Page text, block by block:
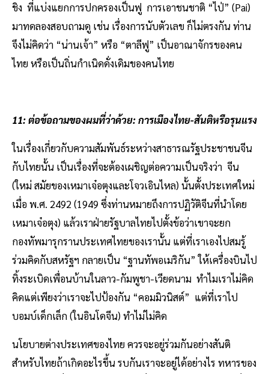
ชิง ที่แบ่งแยกการปกครองเป็นฟู การเอาชนชาติ “ไป่” (Pai)
มาทดลองสอบถามดู เช่น เรื่องการนับตัวเลข ก็ไม่ตรงกัน ท่าน
จึงไม่คิดว่า “น่านเจ้า” หรือ “ตาลีฟู” เป็นอาณาจักรของคน
ไทย หรือเป็นถิ่นกำเนิดดั่งเดิมของคนไทย
11: ต่อข้อถามของผมที่ว่าด้วย: การเมืองไทย-สันติหรือรุนแรง
ในเรื่องเกี่ยวกับความสัมพันธ์ระหว่างสาธารณรัฐประชาชนจีน
กับไทยนั้น เป็นเรื่องที่จะต้องเผชิญต่อความเป็นจริงว่า จีน
(ใหม่ สมัยของเหมาเจ๋อตุงและโจวเอินไหล) นั้นตั้งประเทศใหม่
เมื่อ พ.ศ. 2492 (1949 ซึ่งท่านหมายถึงการปฏิวัติจีนที่นำโดย
เหมาเจ๋อตุง) แล้วเราฝ่ายรัฐบาลไทยไปตั้งข้อว่าเขาจะยก
กองทัพมารุกรานประเทศไทยของเรานั้น แต่ที่เราเองไปสมรู้
ร่วมคิดกับสหรัฐฯ กลายเป็น “ฐานทัพอเมริกัน” ให้เครื่องบินไป
ทิ้งระเบิดเพื่อนบ้านในลาว-กัมพูชา-เวียดนาม ทำไมเราไม่คิด
คิดแต่เพียงว่าเราจะไปป้องกัน “คอมมิวนิสต์” แต่ที่เราไป
บอมบ์เด็กเล็ก (ในอินโดจีน) ทำไม่ไม่คิด
นโยบายต่างประเทศของไทย ควรจะอยู่ร่วมกันอย่างสันติ
สำหรับไทยถ้าเกิดอะไรขึ้น รบกันเราจะอยู่ได้อย่างไร ทหารของ